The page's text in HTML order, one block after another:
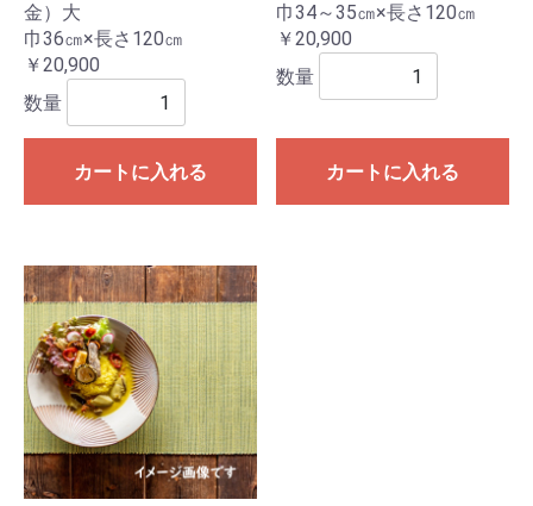
金）大
巾36㎝×長さ120㎝
￥20,900
数量
カートに入れる
巾34～35㎝×長さ120㎝
￥20,900
数量
カートに入れる